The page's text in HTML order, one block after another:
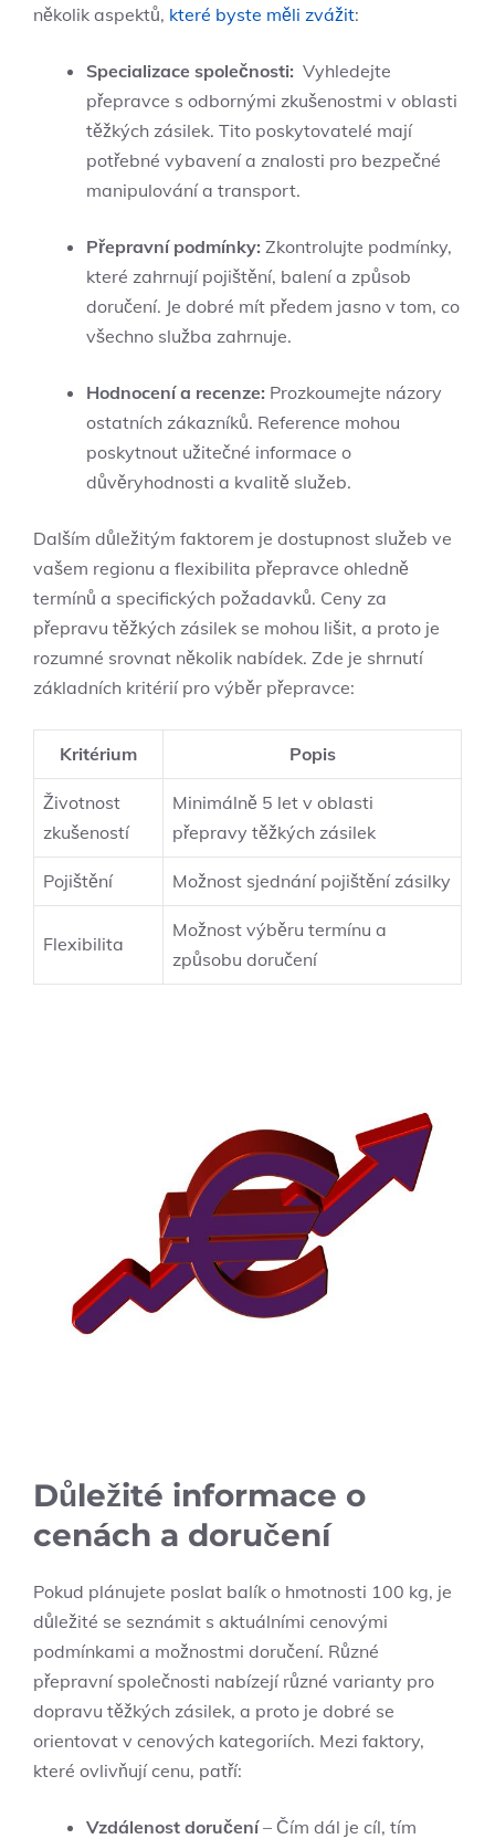
několik aspektů, které byste⁤ měli zvážit:
Specializace společnosti: ​ Vyhledejte⁢
přepravce s ⁤odbornými ‍zkušenostmi ‌v oblasti‌
těžkých ⁣zásilek. Tito⁤ poskytovatelé⁣ mají
potřebné vybavení a znalosti ‌pro bezpečné
manipulování a transport.
Přepravní podmínky: Zkontrolujte ⁢podmínky,‍
které zahrnují pojištění, balení ⁣a způsob
doručení. Je dobré mít předem jasno v tom, co⁢
všechno služba⁤ zahrnuje.
Hodnocení ⁤a recenze: Prozkoumejte názory​
ostatních‍ zákazníků. Reference mohou
⁣poskytnout‍ užitečné​ informace o‌
důvěryhodnosti a kvalitě​ služeb.
Dalším důležitým faktorem je⁣ dostupnost služeb ve
vašem regionu a⁣ flexibilita přepravce ohledně
termínů a specifických⁤ požadavků. Ceny za
přepravu⁣ těžkých zásilek​ se⁤ mohou lišit,​ a⁤ proto ‍je
rozumné ⁢srovnat několik nabídek. Zde ⁣je shrnutí
základních kritérií ⁤pro výběr přepravce:
Kritérium Popis
Životnost⁢
zkušeností
Minimálně 5 ​let v oblasti‌
přepravy ⁢těžkých ‌zásilek
Pojištění Možnost sjednání pojištění zásilky
Flexibilita
Možnost výběru ⁣termínu a
způsobu doručení
Důležité ‌informace ‍o
cenách a doručení
Pokud plánujete⁢ poslat balík o ​hmotnosti 100‌ kg, je⁣
důležité‌ se‍ seznámit ‌s‌ aktuálními cenovými
podmínkami a možnostmi doručení. Různé
přepravní společnosti nabízejí různé varianty pro
dopravu těžkých ​zásilek, a proto je dobré se
⁤orientovat v cenových⁤ kategoriích. ‍Mezi faktory,
které ovlivňují ​cenu,⁤ patří:
Vzdálenost doručení– Čím‌ dál je cíl, tím